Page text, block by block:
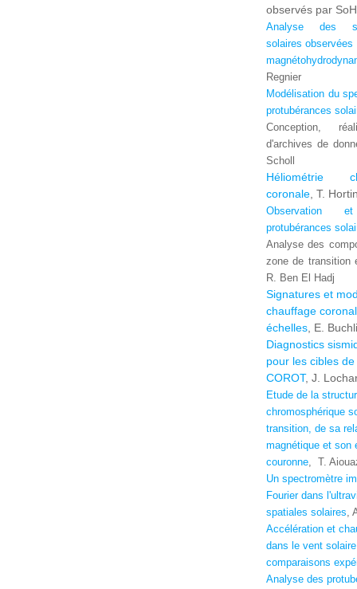
observés par
Analyse des
solaires
Regnier
Modélisation du
protubérances
Conception,
d'archives de
Scholl
Héliométrie
coronale , T.
Observation
protubérances
Analyse des
zone de transition
R. Ben El Hadj
Signatures et
chauffage
échelles , E.
Diagnostics
pour les cibles
COROT, J.
Etude de la
chromosphérique
transition, de sa
magnétique et son
couronne, T.
Un spectromètre
Fourier dans
spatiales solaires,
Accélération et
dans le vent
comparaisons
Analyse des